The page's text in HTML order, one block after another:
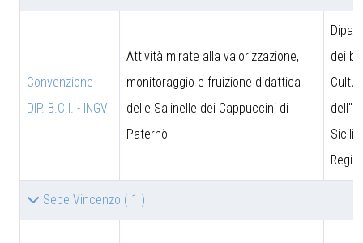
Convenzione
DIP. B.C.I. - INGV
Attività mirate alla valorizzazione,
monitoraggio e fruizione didattica
delle Salinelle dei Cappuccini di
Paternò
dei
Sepe Vincenzo ( 1 )